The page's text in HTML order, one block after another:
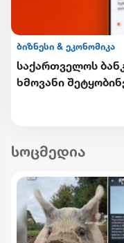
ბიზნესი & ეკონომიკა
საქართველოს
ხმოვანი
სოცმედია